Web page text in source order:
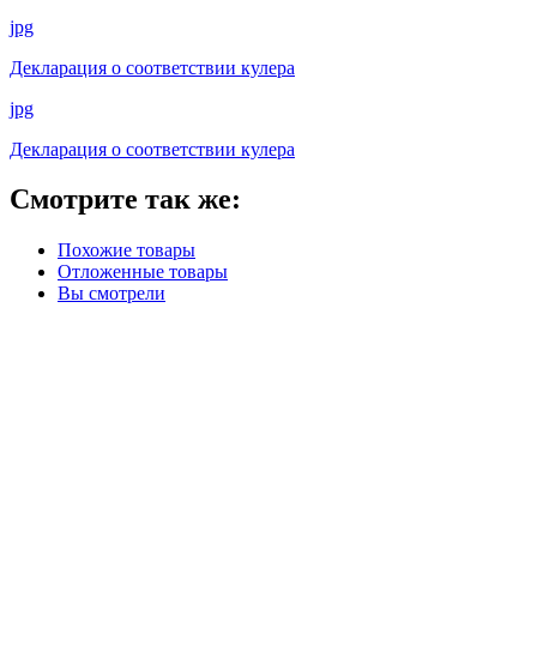
jpg
Декларация о соответствии кулера
jpg
Декларация о соответствии кулера
Смотрите так же:
Похожие товары
Отложенные товары
Вы смотрели